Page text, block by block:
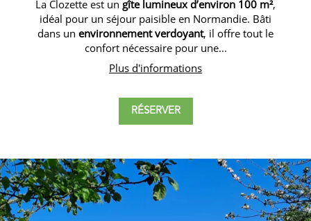
La Clozette est un gîte lumineux d’environ 100 m²,
idéal pour un séjour paisible en Normandie. Bâti
dans un environnement verdoyant, il offre tout le
confort nécessaire pour une...
Plus d'informations
RÉSERVER